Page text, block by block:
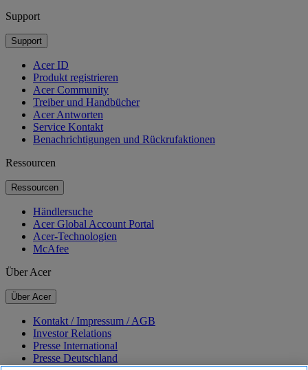
Support
Support
Acer ID
Produkt registrieren
Acer Community
Treiber und Handbücher
Acer Antworten
Service Kontakt
Benachrichtigungen und Rückrufaktionen
Ressourcen
Ressourcen
Händlersuche
Acer Global Account Portal
Acer-Technologien
McAfee
Über Acer
Über Acer
Kontakt / Impressum / AGB
Investor Relations
Presse International
Presse Deutschland